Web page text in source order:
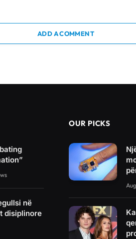
ADD A COMMENT
në
disiplinore
OUR PICKS